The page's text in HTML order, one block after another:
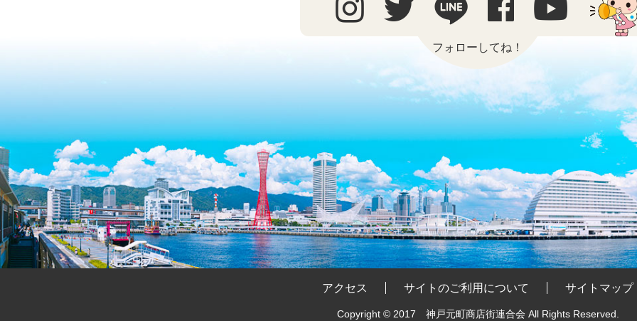
フォローしてね！
アクセス サイトのご利用について サイトマップ
Copyright © 2017 神戸元町商店街連合会 All Rights Reserved.